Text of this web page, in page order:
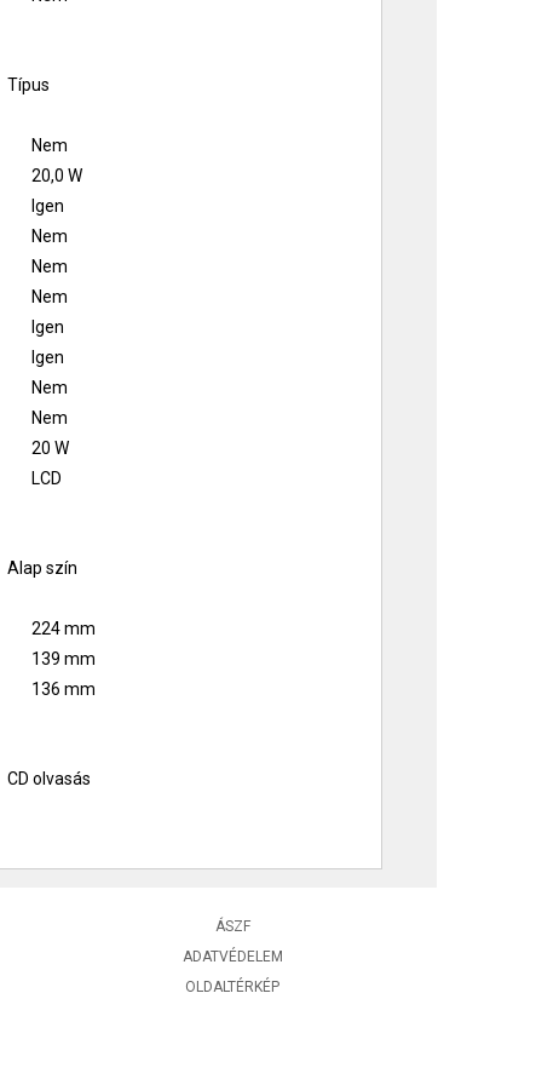
Típus
Nem
20,0 W
Igen
Nem
Nem
Nem
Igen
Igen
Nem
Nem
20 W
LCD
Alap szín
224 mm
139 mm
136 mm
CD olvasás
ÁSZF
ADATVÉDELEM
OLDALTÉRKÉP